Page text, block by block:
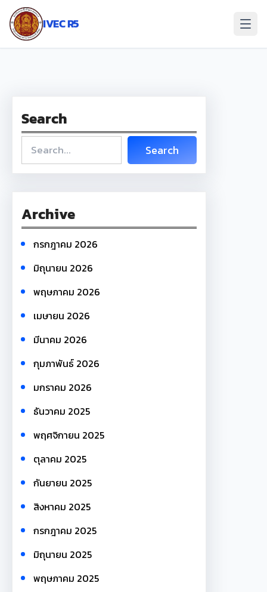
ข้าม
IVEC R5
Search
e
a
c
h
Search
Archive
กรกฎาคม 2026
มิถุนายน 2026
พฤษภาคม 2026
เมษายน 2026
มีนาคม 2026
กุมภาพันธ์ 2026
มกราคม 2026
ธันวาคม 2025
พฤศจิกายน 2025
ตุลาคม 2025
กันยายน 2025
สิงหาคม 2025
กรกฎาคม 2025
มิถุนายน 2025
พฤษภาคม 2025